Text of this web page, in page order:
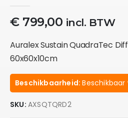
€799,00 incl. BTW
Auralex Sustain QuadraTec
60x60x10cm
Beschikbaarheid:
SKU: AXSQTQRD2